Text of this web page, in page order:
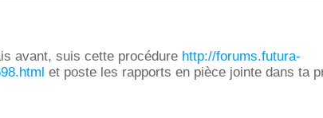
avant, suis cette procédure http://forums.futura-
et poste les rapports en pièce jointe dans ta